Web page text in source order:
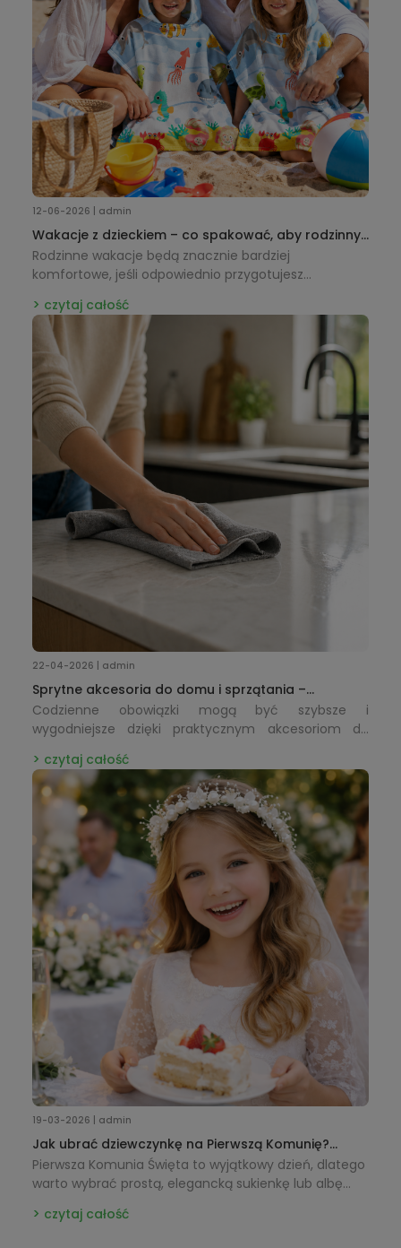
12-06-2026 | admin
Wakacje z dzieckiem – co spakować, aby rodzinny
wyjazd był naprawdę udany?
Rodzinne wakacje będą znacznie bardziej
komfortowe, jeśli odpowiednio przygotujesz
akcesoria na plażę, basen i rodzinne wyjazdy – od
plecaków i ręczników z kapturkiem po torby plażowe i
kapelusze przeciwsłoneczne – warto zabrać, aby
cieszyć się beztroskim wypoczynkiem.
czytaj całość
22-04-2026 | admin
Sprytne akcesoria do domu i sprzątania –
praktyczne rozwiązania, które ułatwiają
codzienność
Codzienne obowiązki mogą być szybsze i
wygodniejsze dzięki praktycznym akcesoriom do
Ściereczki, szczotki i inne funkcjonalne dodatki
ułatwiają utrzymanie porządku, oszczędzając czas i
zwiększając komfort pracy.
czytaj całość
19-03-2026 | admin
Jak ubrać dziewczynkę na Pierwszą Komunię?
Praktyczny poradnik + dodatki
Pierwsza Komunia Święta to wyjątkowy dzień, dlatego
warto wybrać prostą, elegancką sukienkę lub albę
które stworzą spójną stylizację. Zadbaj także o
czytaj całość